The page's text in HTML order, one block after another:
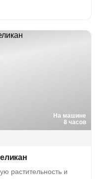
На машине
8 часов
растительность и